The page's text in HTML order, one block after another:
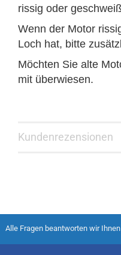
rissig oder
Wenn der Motor
Loch hat, bitte
Möchten Sie alte
mit überwiesen.
Kundenrezensionen
Alle Fragen beantworten wir